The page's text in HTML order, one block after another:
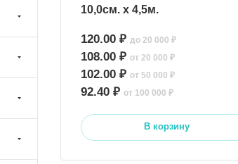
10,0см. x 4,5м.
120.00 ₽ до 20 000 ₽
108.00 ₽ от 20 000 ₽
102.00 ₽ от 50 000 ₽
92.40 ₽ от 100 000 ₽
В корзину